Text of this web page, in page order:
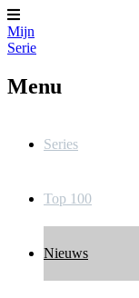
Mijn
Serie
Menu
Series
Top 100
Nieuws